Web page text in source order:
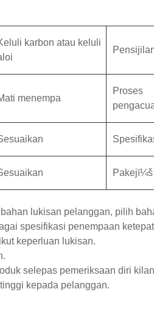
karbon atau keluli
menempa
Proses
Pakejï¼š
lukisan pelanggan, pilih
spesifikasi penempaan
keperluan lukisan.
selepas pemeriksaan diri
kepada pelanggan.